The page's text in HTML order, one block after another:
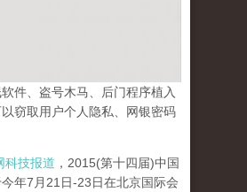
、盗号木马、后门程序植入
窃取用户个人隐私、网银密码
科技报道 ，2015(第十四届)中国
年7月21日-23日在北京国际会